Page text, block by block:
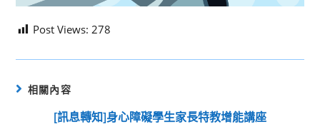
Post Views: 278
相關內容
[訊息轉知]身心障礙學生家長特教增能講座